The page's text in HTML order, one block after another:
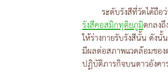
ระดับรังสีที่วัดได้ถื
รังสีคอสมิกทุติยภูมิตกลง
ให้ร่างกายรับรังสีนั้น ดังนั้
มีผลต่อสภาพแวดล้อมของ
ปฏิบัติภารกิจบนดาวอังค